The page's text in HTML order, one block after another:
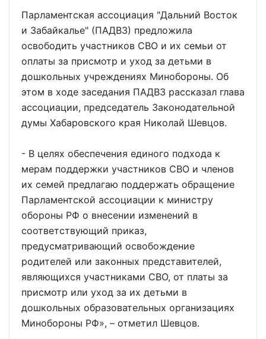
Парламентская ассоциация "Дальний Восток
и Забайкалье" (ПАДВЗ) предложила
освободить участников СВО и их семьи от
оплаты за присмотр и уход за детьми в
дошкольных учреждениях Минобороны. Об
этом в ходе заседания ПАДВЗ рассказал глава
ассоциации, председатель Законодательной
думы Хабаровского края Николай Шевцов.
- В целях обеспечения единого подхода к
мерам поддержки участников СВО и членов
их семей предлагаю поддержать обращение
Парламентской ассоциации к министру
обороны РФ о внесении изменений в
соответствующий приказ,
предусматривающий освобождение
родителей или законных представителей,
являющихся участниками СВО, от платы за
присмотр или уход за их детьми в
дошкольных образовательных организациях
Минобороны РФ», – отметил Шевцов.